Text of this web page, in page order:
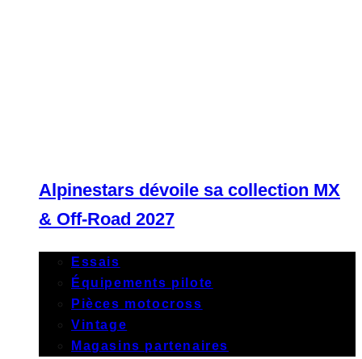
Alpinestars dévoile sa collection MX
& Off-Road 2027
Essais
Équipements pilote
Pièces motocross
Vintage
Magasins partenaires